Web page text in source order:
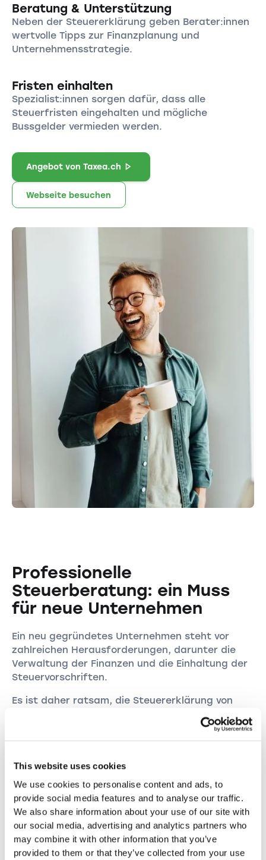
This website uses cookies
We use cookies to personalise content and ads, to
provide social media features and to analyse our traffic.
We also share information about your use of our site with
our social media, advertising and analytics partners who
may combine it with other information that you’ve
provided to them or that they’ve collected from your use
Beratung & Unterstützung
Neben der Steuererklärung geben Berater:innen
wertvolle Tipps zur Finanzplanung und
Unternehmensstrategie.
Fristen einhalten
Spezialist:innen sorgen dafür, dass alle
Steuerfristen eingehalten und mögliche
Bussgelder vermieden werden.
Angebot von Taxea.ch
Webseite besuchen
Professionelle
Steuerberatung: ein Muss
für neue Unternehmen
Ein neu gegründetes Unternehmen steht vor
zahlreichen Herausforderungen, darunter die
Verwaltung der Finanzen und die Einhaltung der
Steuervorschriften.
Es ist daher ratsam, die Steuererklärung von
professionellen Steuerberater:innen ausfüllen zu
lassen. Diese Expert:innen verfügen über das
notwendige Fachwissen und die Erfahrung, um
Verpflichtungen korrekt und fristgerecht erfüllt
werden. So können Fehler vermieden werden, die
zu teuren Strafen führen können.
Darüber hinaus können Steuerberater:innen
wertvolle Tipps zur Steueroptimierung geben, die
langfristig zu finanziellen Vorteilen für das